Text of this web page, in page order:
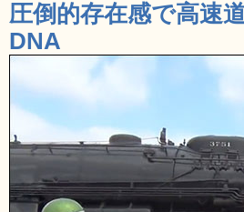
圧倒的存在感で高速
DNA